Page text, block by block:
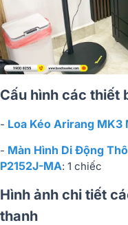
Cấu hình các thiết
- Loa Kéo Arirang MK3
- Màn Hình Di Động
P2152J-MA: 1 chiếc
Hình ảnh chi tiết
thanh